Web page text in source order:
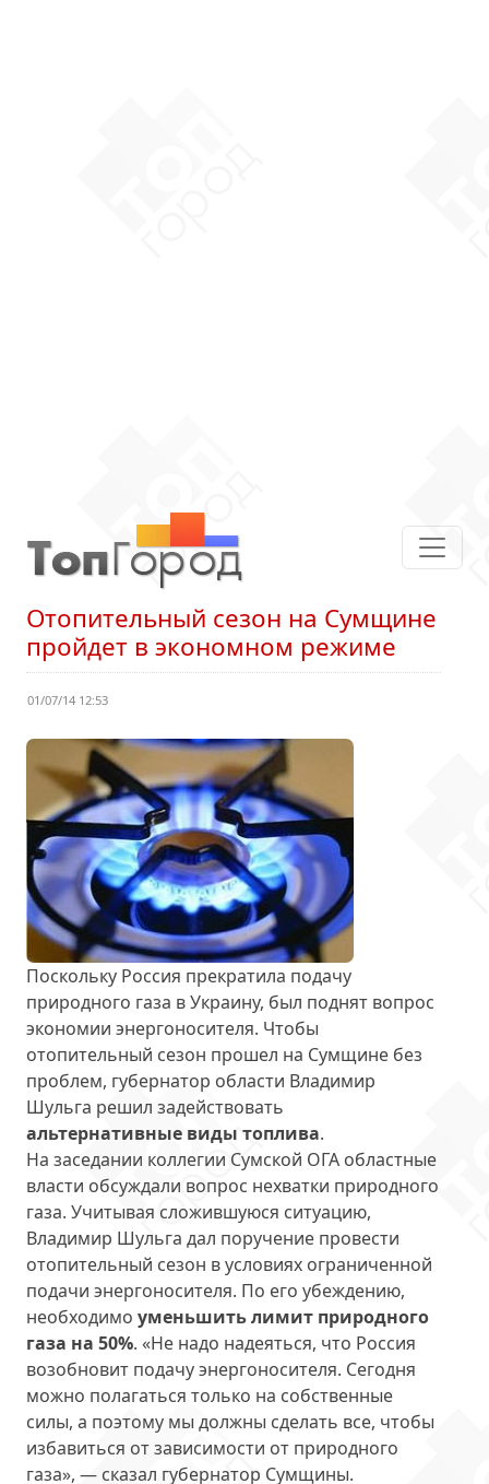
Отопительный сезон на Сумщине
пройдет в экономном режиме
01/07/14 12:53
Поскольку Россия прекратила подачу
природного газа в Украину, был поднят вопрос
экономии энергоносителя. Чтобы
отопительный сезон прошел на Сумщине без
проблем, губернатор области Владимир
Шульга решил задействовать
альтернативные виды топлива.
На заседании коллегии Сумской ОГА областные
власти обсуждали вопрос нехватки природного
газа. Учитывая сложившуюся ситуацию,
Владимир Шульга дал поручение провести
отопительный сезон в условиях ограниченной
подачи энергоносителя. По его убеждению,
необходимо уменьшить лимит природного
газа на 50%. «Не надо надеяться, что Россия
возобновит подачу энергоносителя. Сегодня
можно полагаться только на собственные
силы, а поэтому мы должны сделать все, чтобы
избавиться от зависимости от природного
газа», — сказал губернатор Сумщины.